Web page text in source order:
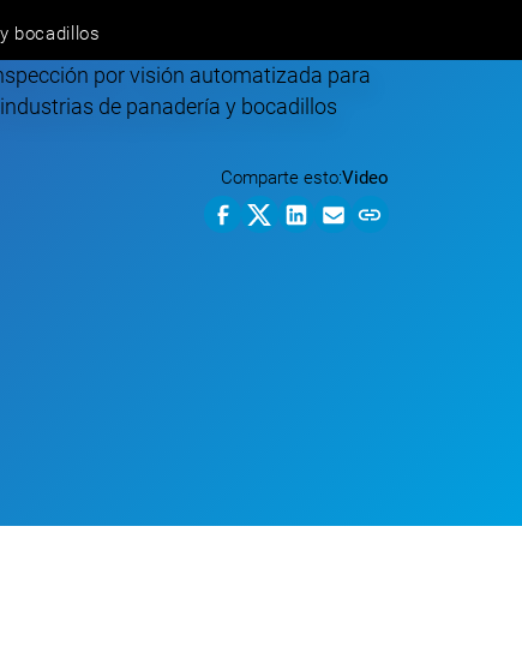
bocadillos
Comparte esto:Video